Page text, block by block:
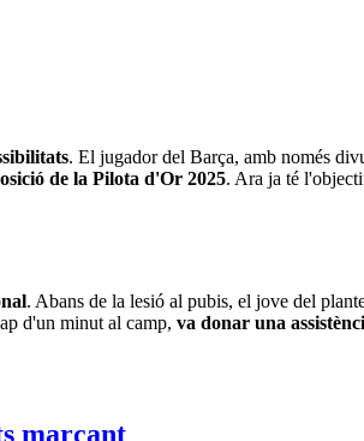
. El jugador del Barça, amb només
de la Pilota d'Or 2025. Ara ja té
. Abans de la lesió al pubis, el jove del
d'un minut al camp, va donar una